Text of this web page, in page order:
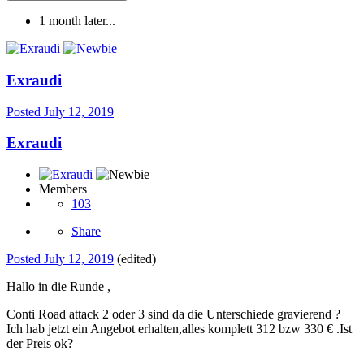
1 month later...
Exraudi
Posted July 12, 2019
Exraudi
Members
103
Share
Posted July 12, 2019 (edited)
Hallo in die Runde ,
Conti Road attack 2 oder 3 sind da die Unterschiede gravierend ?
Ich hab jetzt ein Angebot erhalten,alles komplett 312 bzw 330 € .Ist
der Preis ok?